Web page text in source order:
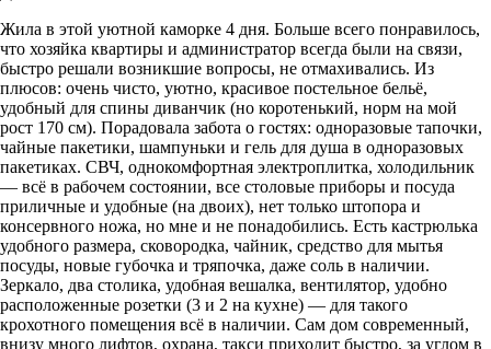
Жила в этой уютной каморке 4 дня. Больше всего понравилось,
что хозяйка квартиры и администратор всегда были на связи,
быстро решали возникшие вопросы, не отмахивались. Из
плюсов: очень чисто, уютно, красивое постельное бельё,
удобный для спины диванчик (но коротенький, норм на мой
рост 170 см). Порадовала забота о гостях: одноразовые тапочки,
чайные пакетики, шампуньки и гель для душа в одноразовых
пакетиках. СВЧ, однокомфортная электроплитка, холодильник
— всё в рабочем состоянии, все столовые приборы и посуда
приличные и удобные (на двоих), нет только штопора и
консервного ножа, но мне и не понадобились. Есть кастрюлька
удобного размера, сковородка, чайник, средство для мытья
посуды, новые губочка и тряпочка, даже соль в наличии.
Зеркало, два столика, удобная вешалка, вентилятор, удобно
расположенные розетки (3 и 2 на кухне) — для такого
крохотного помещения всё в наличии. Сам дом современный,
внизу много лифтов, охрана, такси приходит быстро, за углом в